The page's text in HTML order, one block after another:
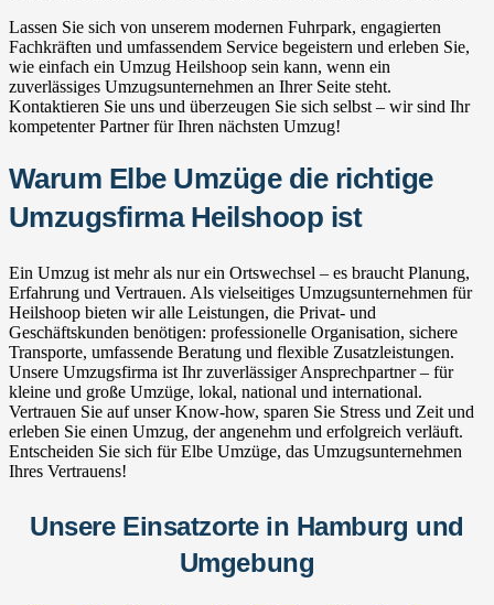
Lassen Sie sich von unserem modernen Fuhrpark, engagierten
Fachkräften und umfassendem Service begeistern und erleben Sie,
wie einfach ein Umzug Heilshoop sein kann, wenn ein
zuverlässiges Umzugsunternehmen an Ihrer Seite steht.
Kontaktieren Sie uns und überzeugen Sie sich selbst – wir sind Ihr
kompetenter Partner für Ihren nächsten Umzug!
Warum Elbe Umzüge die richtige
Umzugsfirma Heilshoop ist
Ein Umzug ist mehr als nur ein Ortswechsel – es braucht Planung,
Erfahrung und Vertrauen. Als vielseitiges Umzugsunternehmen für
Heilshoop bieten wir alle Leistungen, die Privat- und
Geschäftskunden benötigen: professionelle Organisation, sichere
Transporte, umfassende Beratung und flexible Zusatzleistungen.
Unsere Umzugsfirma ist Ihr zuverlässiger Ansprechpartner – für
kleine und große Umzüge, lokal, national und international.
Vertrauen Sie auf unser Know-how, sparen Sie Stress und Zeit und
erleben Sie einen Umzug, der angenehm und erfolgreich verläuft.
Entscheiden Sie sich für Elbe Umzüge, das Umzugsunternehmen
Ihres Vertrauens!
Unsere Einsatzorte in Hamburg und
Umgebung